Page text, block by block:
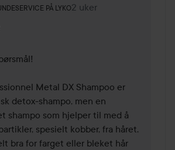
PÅ LYKO
rolle: Kundeservice på Lyko.
2 uker
Kommentaren lades 2
Metal DX Shampoo er
detox-shampo, men en
shampo som hjelper til med å
spesielt kobber, fra håret.
bra for farget eller bleket hår